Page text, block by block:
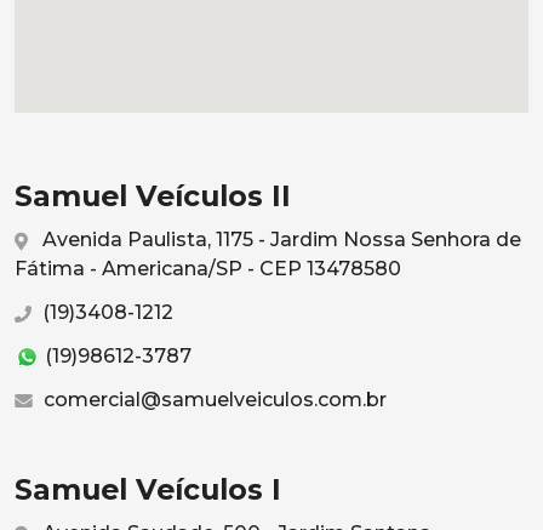
Samuel Veículos II
Avenida Paulista, 1175 - Jardim Nossa Senhora de
Fátima - Americana/SP - CEP 13478580
(19)3408-1212
(19)98612-3787
comercial@samuelveiculos.com.br
Samuel Veículos I